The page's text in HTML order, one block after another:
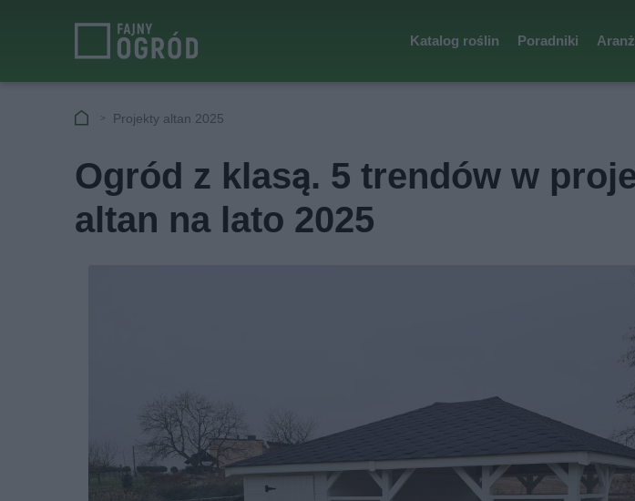
Katalog roślin Poradniki
Projekty altan 2025
Ogród z klasą. 5 trendów w
altan na lato 2025